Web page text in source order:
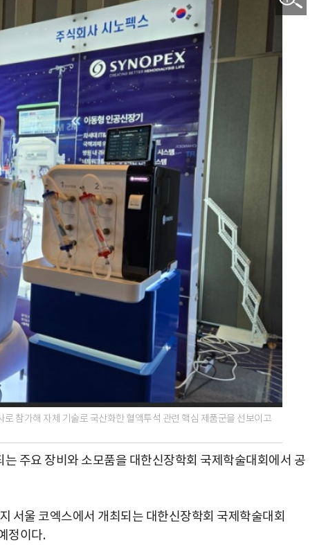
로 참가해 자체 기술로 국산화한 혈액투석 관련 핵심 제품군을 선보이고
주요 장비와 소모품을 대한신장학회 국제학술대회에서 공
서울 코엑스에서 개최되는 대한신장학회 국제학술대회
정이다.